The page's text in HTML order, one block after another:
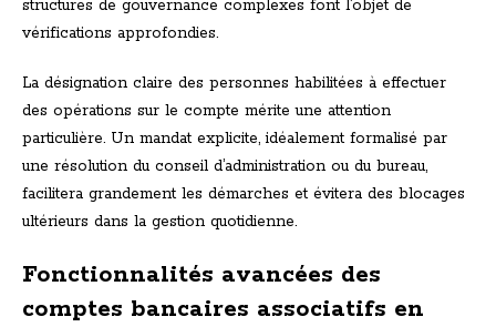
structures de gouvernance complexes font l’objet de
vérifications approfondies.
La désignation claire des personnes habilitées à effectuer
des opérations sur le compte mérite une attention
particulière. Un mandat explicite, idéalement formalisé par
une résolution du conseil d’administration ou du bureau,
facilitera grandement les démarches et évitera des blocages
ultérieurs dans la gestion quotidienne.
Fonctionnalités avancées des
comptes bancaires associatifs en